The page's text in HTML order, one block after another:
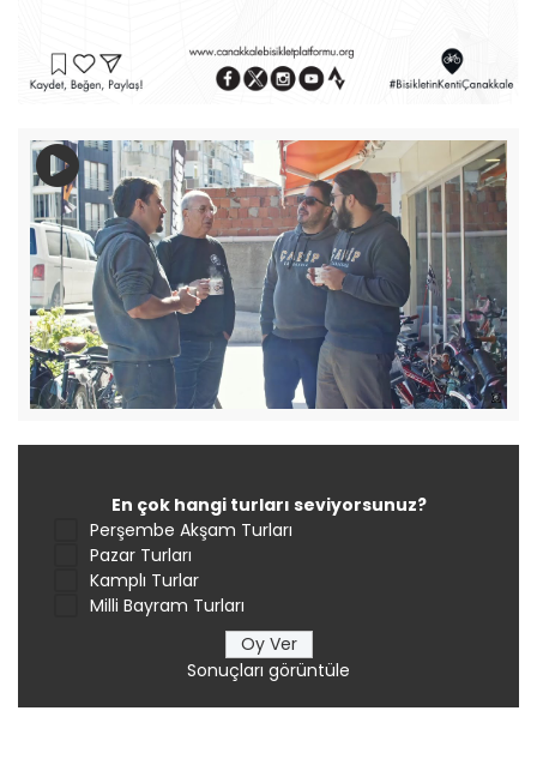
En çok hangi turları seviyorsunuz?
Perşembe Akşam Turları
Pazar Turları
Kamplı Turlar
Milli Bayram Turları
Sonuçları görüntüle